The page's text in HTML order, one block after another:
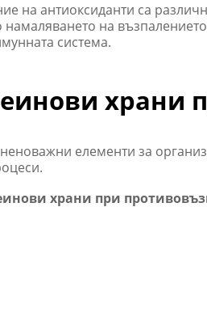
на антиоксиданти са
на
система.
храни
елементи за
храни при